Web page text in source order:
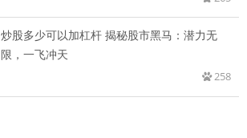
炒股多少可以加杠杆 揭秘股市黑马：潜力无
限，一飞冲天
258